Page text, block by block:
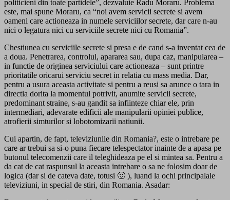
politicieni din toate partidele”, dezvaluie Radu Moraru. Problema
este, mai spune Moraru, ca “noi avem servicii secrete si avem
oameni care actioneaza in numele serviciilor secrete, dar care n-au
nici o legatura nici cu serviciile secrete nici cu Romania”.
Chestiunea cu serviciile secrete si presa e de cand s-a inventat cea de
a doua. Penetrarea, controlul, apararea sau, dupa caz, manipularea –
in functie de originea serviciului care actioneaza – sunt printre
prioritatile oricarui serviciu secret in relatia cu mass media. Dar,
pentru a usura aceasta activitate si pentru a reusi sa arunce o tara in
directia dorita la momentul potrivit, anumite servicii secrete,
predominant straine, s-au gandit sa infiinteze chiar ele, prin
intermediari, adevarate edificii ale manipularii opiniei publice,
atrofierii simturilor si lobotomizarii natiunii.
Cui apartin, de fapt, televiziunile din Romania?, este o intrebare pe
care ar trebui sa si-o puna fiecare telespectator inainte de a apasa pe
butonul telecomenzii care il teleghideaza pe el si mintea sa. Pentru a
da cat de cat raspunsul la aceasta intrebare o sa ne folosim doar de
logica (dar si de cateva date, totusi 🙂 ), luand la ochi principalale
televiziuni, in special de stiri, din Romania. Asadar: